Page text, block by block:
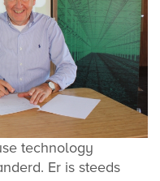
technology
Er is steeds